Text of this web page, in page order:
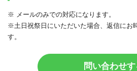
※ メールのみでの対応になります。
※土日祝祭日にいただいた場合、返信にお
す。
問い合わせす